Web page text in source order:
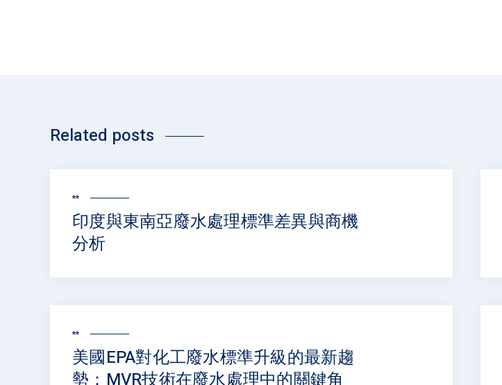
Related posts
**
印度與東南亞廢水處理標準差異與商機
分析
**
美國EPA對化工廢水標準升級的最新趨
勢：MVR技術在廢水處理中的關鍵角